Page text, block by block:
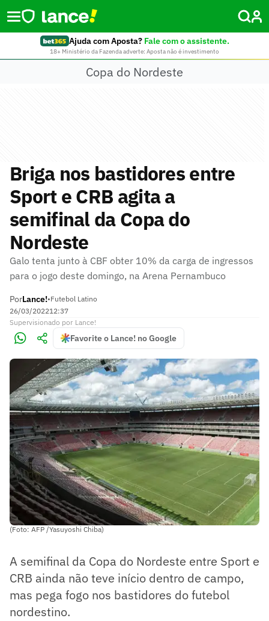
Ajuda com Aposta? Fale com o assistente.
18+ Ministério da Fazenda adverte: Aposta não é investimento
Copa do Nordeste
Briga nos bastidores entre
Sport e CRB agita a
semifinal da Copa do
Nordeste
Galo tenta junto à CBF obter 10% da carga de ingressos
para o jogo deste domingo, na Arena Pernambuco
PorLance!•Futebol Latino
26/03/202212:37
Supervisionado por Lance!
Favorite o Lance! no Google
(Foto: AFP /Yasuyoshi Chiba)
A semifinal da Copa do Nordeste entre Sport e
CRB ainda não teve início dentro de campo,
mas pega fogo nos bastidores do futebol
nordestino.